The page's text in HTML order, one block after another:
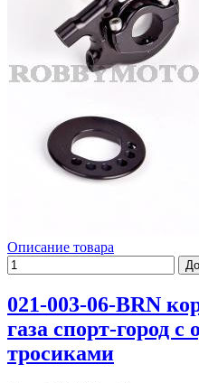
Описание товара
021-003-06-BRN
газа спорт-город
тросиками